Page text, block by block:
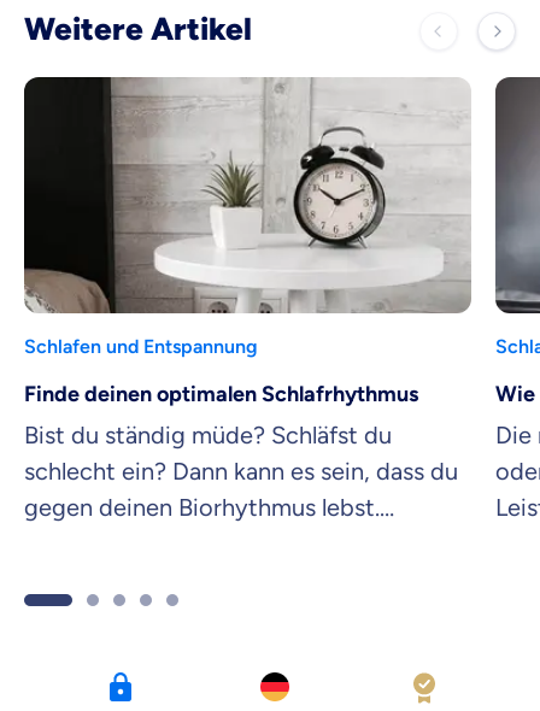
Weitere Artikel
Schlafen und Entspannung
Finde deinen optimalen Schlafrhythmus
Bist du ständig müde? Schläfst du
schlecht ein? Dann kann es sein, dass du
gegen deinen Biorhythmus lebst.
Wie
Die